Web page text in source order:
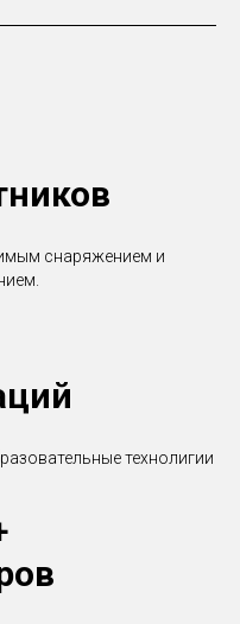
снаряжением и
технолигии